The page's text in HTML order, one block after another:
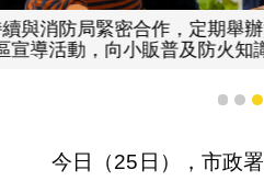
社
1 2 3
今日（25日），市政